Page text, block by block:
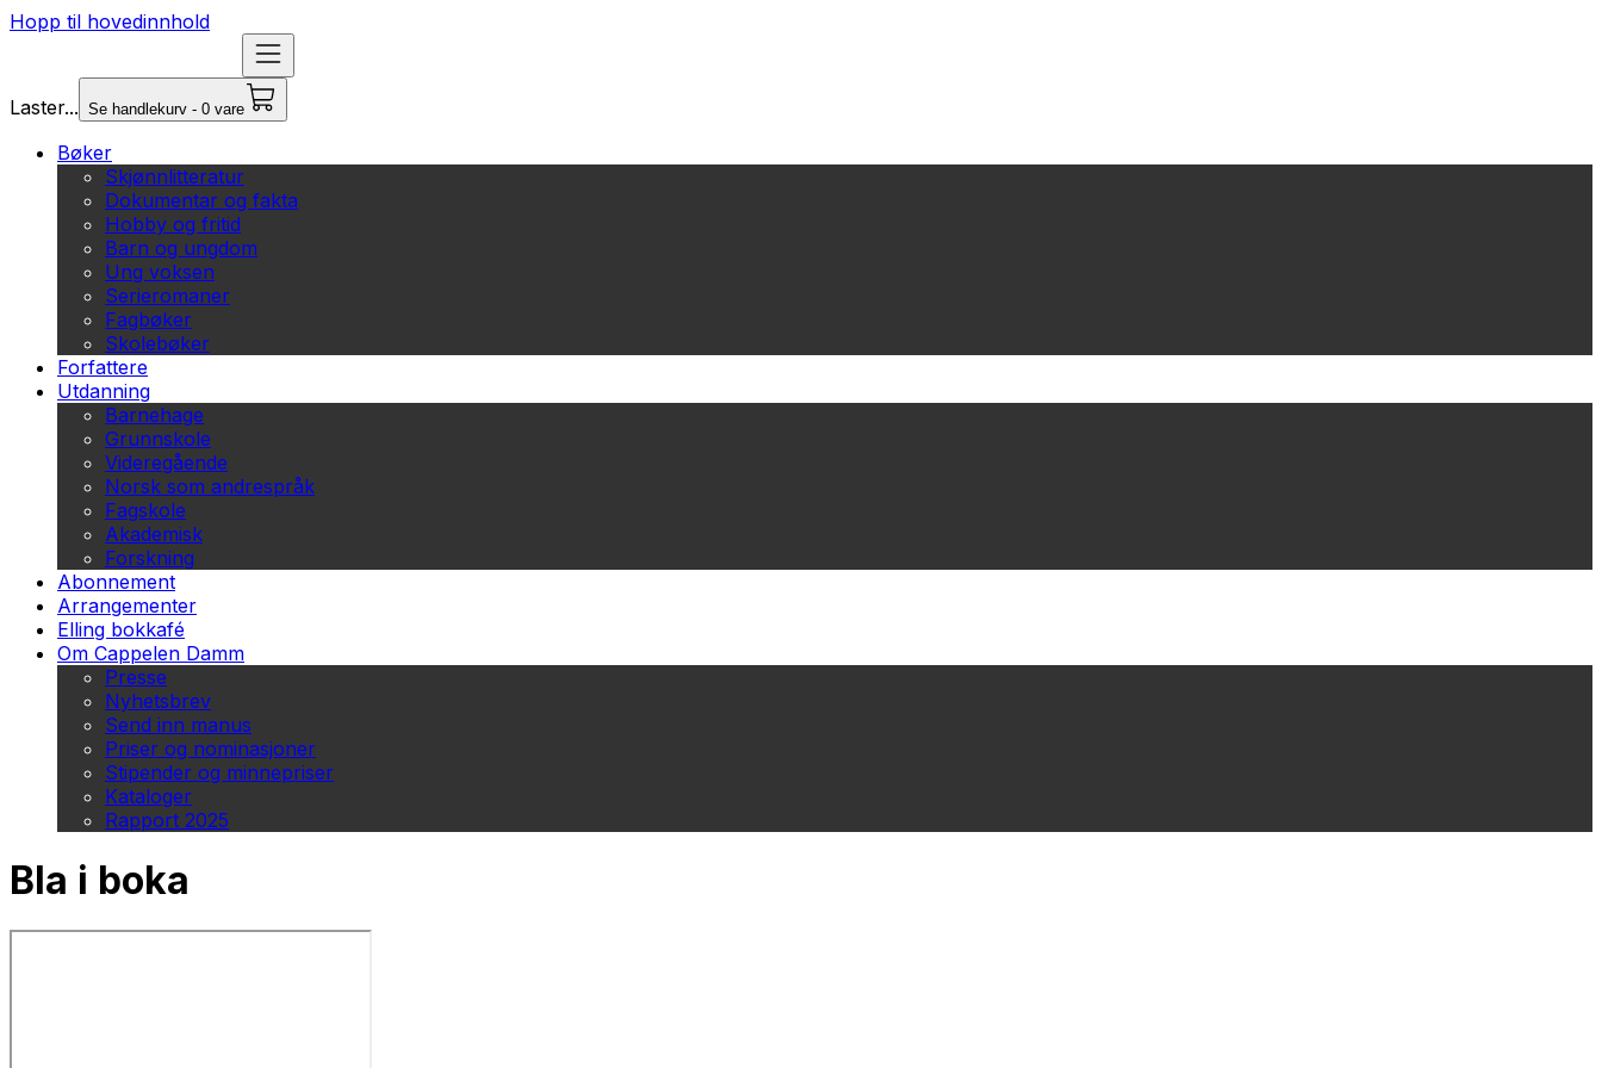
Hopp til hovedinnhold
Laster... Se handlekurv - 0 vare
Bøker
Skjønnlitteratur
Dokumentar og fakta
Hobby og fritid
Barn og ungdom
Ung voksen
Serieromaner
Fagbøker
Skolebøker
Forfattere
Utdanning
Barnehage
Grunnskole
Videregående
Norsk som andrespråk
Fagskole
Akademisk
Forskning
Abonnement
Arrangementer
Elling bokkafé
Om Cappelen Damm
Presse
Nyhetsbrev
Send inn manus
Priser og nominasjoner
Stipender og minnepriser
Kataloger
Rapport 2025
Bla i boka